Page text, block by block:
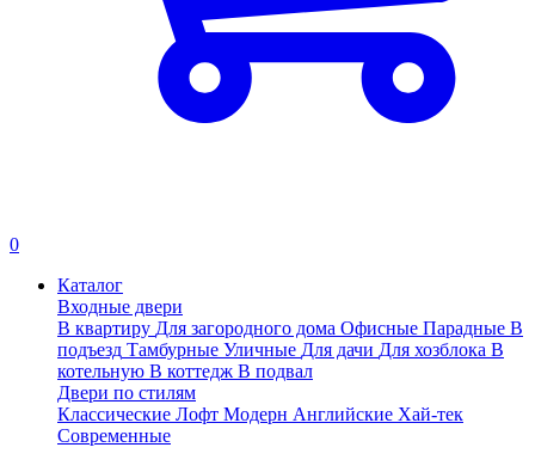
0
Каталог
Входные двери
В квартиру Для загородного дома Офисные Парадные В
подъезд Тамбурные Уличные Для дачи Для хозблока В
котельную В коттедж В подвал
Двери по стилям
Классические Лофт Модерн Английские Хай-тек
Современные